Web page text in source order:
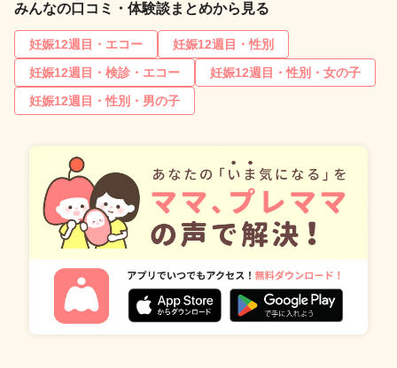
みんなの口コミ・体験談まとめから見る
妊娠12週目・エコー
妊娠12週目・性別
妊娠12週目・検診・エコー
妊娠12週目・性別・女の子
妊娠12週目・性別・男の子